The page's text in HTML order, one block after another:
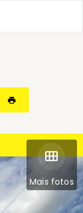
Mais fotos